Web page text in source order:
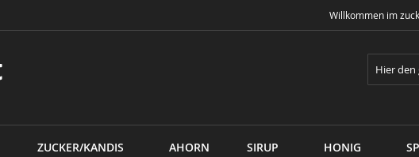
Willkommen im
Suche
ZUCKER/KANDIS AHORN SIRUP HONIG